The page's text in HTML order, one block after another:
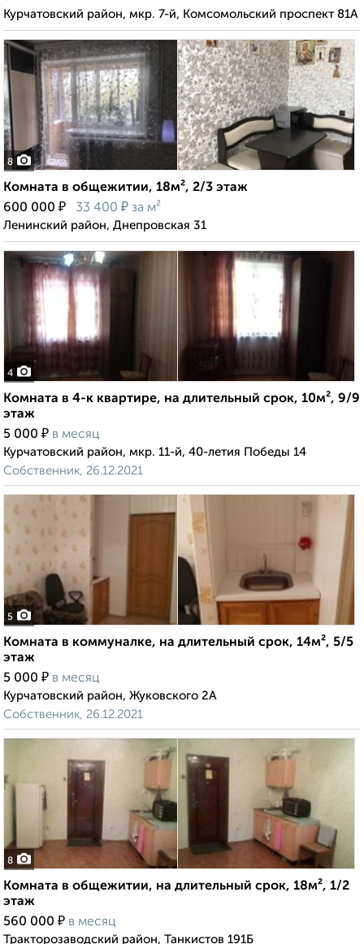
Курчатовский район, мкр. 7-й, Комсомольский проспект 81А
8
Комната в общежитии, 18м², 2/3 этаж
600 000 ₽ 33 400 ₽ за м²
Ленинский район, Днепровская 31
4
Комната в 4-к квартире, на длительный срок, 10м², 9/9
этаж
5 000 ₽ в месяц
Курчатовский район, мкр. 11-й, 40-летия Победы 14
Собственник, 26.12.2021
5
Комната в коммуналке, на длительный срок, 14м², 5/5
этаж
5 000 ₽ в месяц
Курчатовский район, Жуковского 2А
Собственник, 26.12.2021
8
Комната в общежитии, на длительный срок, 18м², 1/2
этаж
560 000 ₽ в месяц
Тракторозаводский район, Танкистов 191Б